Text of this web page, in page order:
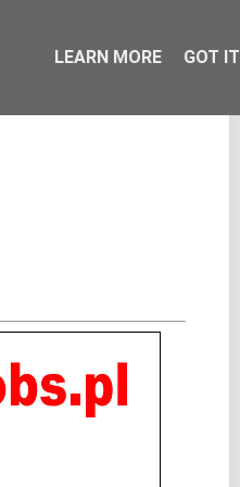
LEARN MORE GOT IT